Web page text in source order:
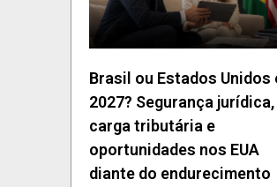
Brasil ou Estados Unidos
2027? Segurança jurídica,
carga tributária e
oportunidades nos EUA
diante do endurecimento